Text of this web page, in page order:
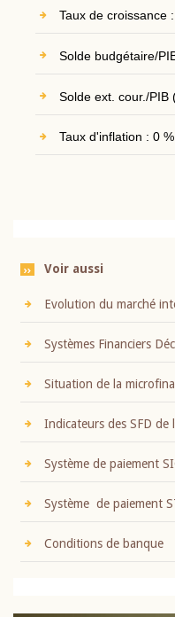
Taux de croissance
Solde budgétaire/
Solde ext. cour./PIB
Taux d'inflation : 0
Voir aussi
Evolution du marché
Systèmes Financiers
Situation de la
Indicateurs des SFD de
Système de paiement
Système de paiement
Conditions de banque